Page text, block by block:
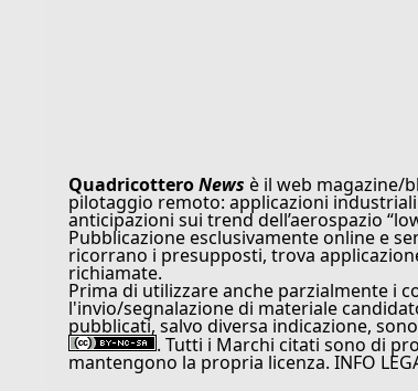
QuadricotteroNews è il web magazine/
pilotaggio remoto: applicazioni
anticipazioni sui trend dell’aerospazio
Pubblicazione esclusivamente online e
ricorrano i presupposti, trova
richiamate.
Prima di utilizzare anche parzialmente i
l'invio/segnalazione di materiale
pubblicati, salvo diversa indicazione,
. Tutti i Marchi citati sono di
mantengono la propria licenza. INFO